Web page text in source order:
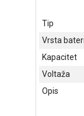
Tip
Vrsta
Kapacitet
Voltaža
Opis